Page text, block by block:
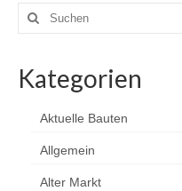
Suchen
nach:
Kategorien
Aktuelle Bauten
Allgemein
Alter Markt